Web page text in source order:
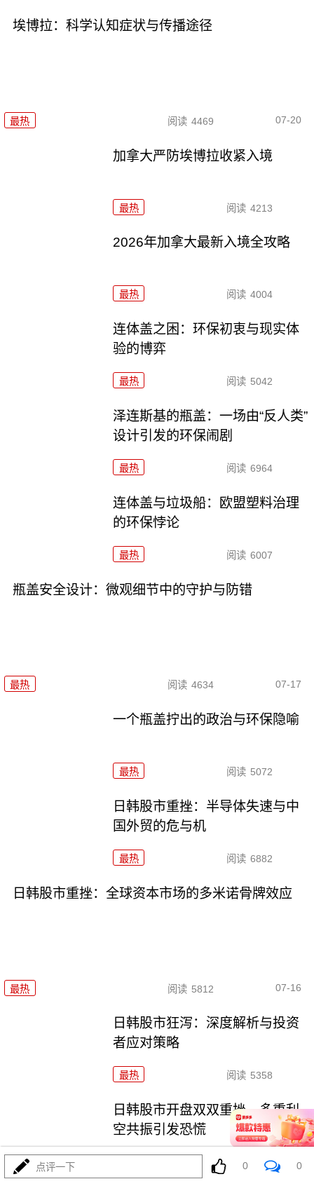
埃博拉：科学认知症状与传播途径
最热 阅读 4469 07-20
加拿大严防埃博拉收紧入境
最热 阅读 4213
2026年加拿大最新入境全攻略
最热 阅读 4004
连体盖之困：环保初衷与现实体
验的博弈
最热 阅读 5042
泽连斯基的瓶盖：一场由“反人类”
设计引发的环保闹剧
最热 阅读 6964
连体盖与垃圾船：欧盟塑料治理
的环保悖论
最热 阅读 6007
瓶盖安全设计：微观细节中的守护与防错
最热 阅读 4634 07-17
一个瓶盖拧出的政治与环保隐喻
最热 阅读 5072
日韩股市重挫：半导体失速与中
国外贸的危与机
最热 阅读 6882
日韩股市重挫：全球资本市场的多米诺骨牌效应
最热 阅读 5812 07-16
日韩股市狂泻：深度解析与投资
者应对策略
最热 阅读 5358
日韩股市开盘双双重挫，多重利
空共振引发恐慌
阅读 5109
点评一下 0 0